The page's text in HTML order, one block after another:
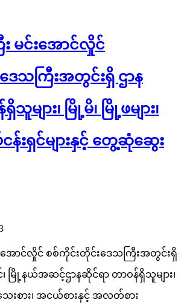
း မင်းအောင်လှိုင်
ေသကြီးအတွင်းရှိ ဌာန
များ၊ မြို့မိ၊ မြို့ဖများ၊
န်းရှင်များနှင့် တွေ့ဆုံဆွေး
အောင်လှိုင် စစ်ကိုင်းတိုင်းဒေသကြီးအတွင်းရှိ
၊ မြို့နယ်အဆင့်ဌာနဆိုင်ရာ တာဝန်ရှိသူများ၊
သေးစား၊ အငယ်စားနှင့် အလတ်စား